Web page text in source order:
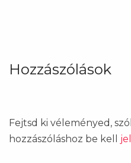
Hozzászólások
Fejtsd ki véleményed,
hozzászóláshoz be kell